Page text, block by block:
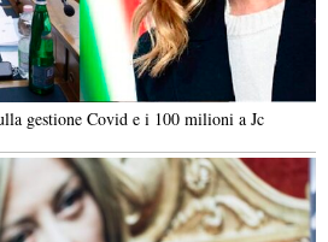
gestione Covid e i 100 milioni a Jc